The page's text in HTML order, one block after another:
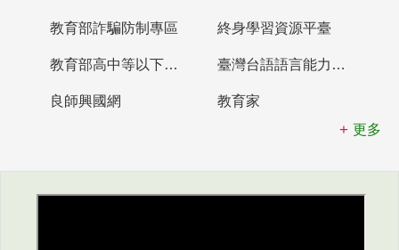
教育部詐騙防制專區 終身學習資源平臺
教育部高中等以下學校及幼兒園教師資格檢定考試 臺灣台語語言能力認證網站
良師興國網
教育家
更多